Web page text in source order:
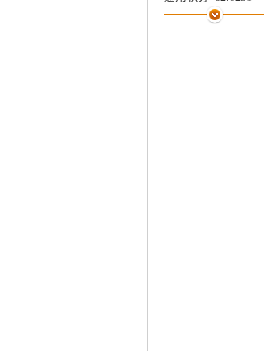
学术水平
0 点